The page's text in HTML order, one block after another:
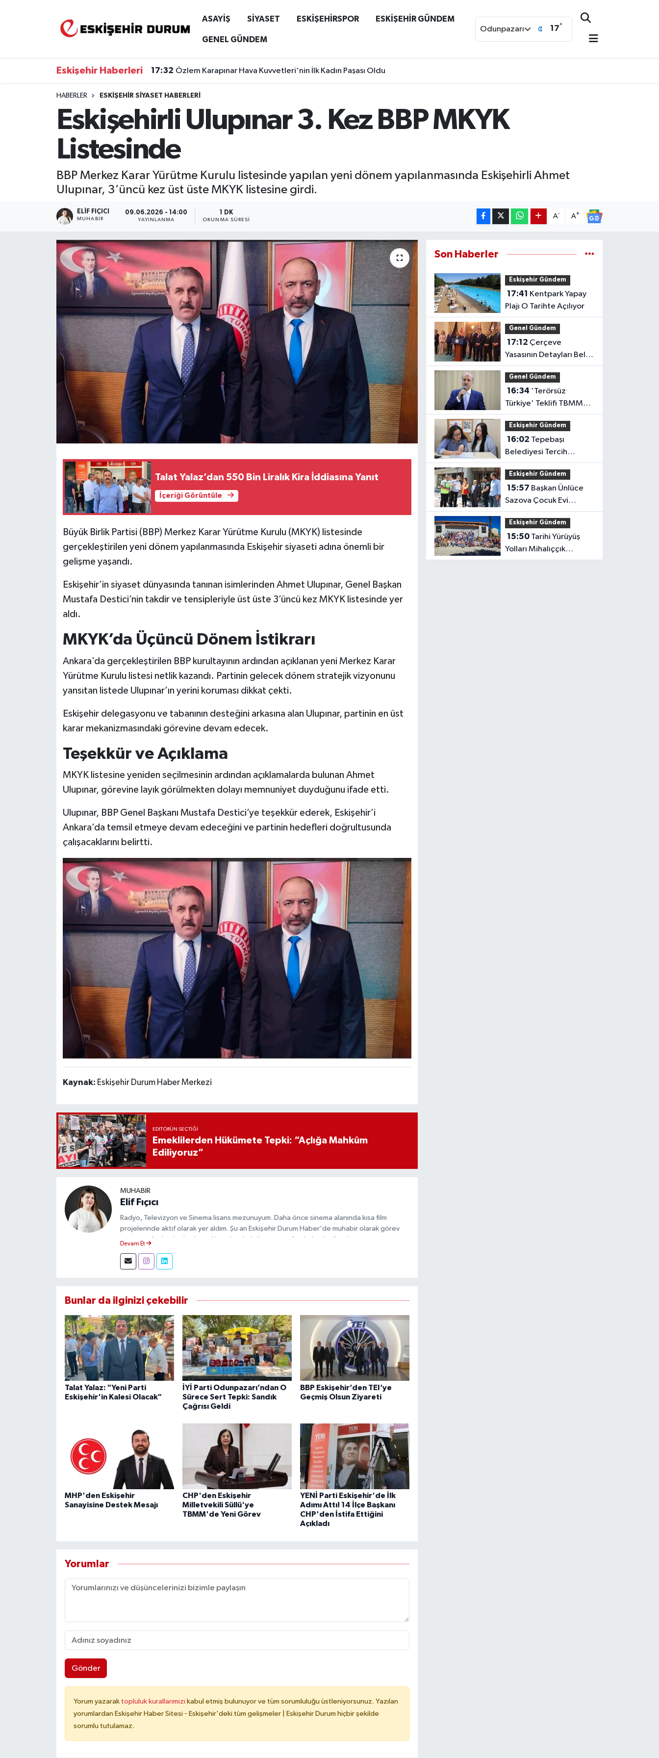
ASAYİŞ SİYASET ESKİŞEHİRSPOR ESKİŞEHİR GÜNDEM
GENEL GÜNDEM
Odunpazarı 17°
Eskişehir Haberleri 17:32 Özlem Karapınar Hava Kuvvetleri'nin İlk Kadın Paşası Oldu
HABERLER ESKIŞEHIR SIYASET HABERLERI
Eskişehirli Ulupınar 3. Kez BBP MKYK
Listesinde
BBP Merkez Karar Yürütme Kurulu listesinde yapılan yeni dönem yapılanmasında Eskişehirli Ahmet
Ulupınar, 3’üncü kez üst üste MKYK listesine girdi.
ELIF FIÇICI
MUHABIR
09.06.2026 - 14:00
YAYINLANMA
1 DK
OKUNMA SÜRESI
A- A+
Talat Yalaz’dan 550 Bin Liralık Kira İddiasına Yanıt
İçeriği Görüntüle
Büyük Birlik Partisi (BBP) Merkez Karar Yürütme Kurulu (MKYK) listesinde
gerçekleştirilen yeni dönem yapılanmasında Eskişehir siyaseti adına önemli bir
gelişme yaşandı.
Eskişehir’in siyaset dünyasında tanınan isimlerinden Ahmet Ulupınar, Genel Başkan
Mustafa Destici’nin takdir ve tensipleriyle üst üste 3’üncü kez MKYK listesinde yer
aldı.
MKYK’da Üçüncü Dönem İstikrarı
Ankara’da gerçekleştirilen BBP kurultayının ardından açıklanan yeni Merkez Karar
Yürütme Kurulu listesi netlik kazandı. Partinin gelecek dönem stratejik vizyonunu
yansıtan listede Ulupınar’ın yerini koruması dikkat çekti.
Eskişehir delegasyonu ve tabanının desteğini arkasına alan Ulupınar, partinin en üst
karar mekanizmasındaki görevine devam edecek.
Teşekkür ve Açıklama
MKYK listesine yeniden seçilmesinin ardından açıklamalarda bulunan Ahmet
Ulupınar, görevine layık görülmekten dolayı memnuniyet duyduğunu ifade etti.
Ulupınar, BBP Genel Başkanı Mustafa Destici’ye teşekkür ederek, Eskişehir’i
Ankara’da temsil etmeye devam edeceğini ve partinin hedefleri doğrultusunda
çalışacaklarını belirtti.
Kaynak: Eskişehir Durum Haber Merkezi
EDITÖRÜN SEÇTIĞI
Emeklilerden Hükümete Tepki: “Açlığa Mahkûm
Ediliyoruz”
MUHABIR
Elif Fıçıcı
Radyo, Televizyon ve Sinema lisans mezunuyum. Daha önce sinema alanında kısa film
projelerinde aktif olarak yer aldım. Şu an Eskişehir Durum Haber'de muhabir olarak görev
yapıyor, gündemi sahadan takip ederek doğru ve tarafsız haberler üretiyorum.
Devam Et
Bunlar da ilginizi çekebilir
Talat Yalaz: "Yeni Parti
Eskişehir'in Kalesi Olacak"
İYİ Parti Odunpazarı’ndan O
Sürece Sert Tepki: Sandık
Çağrısı Geldi
BBP Eskişehir’den TEI’ye
Geçmiş Olsun Ziyareti
MHP'den Eskişehir
Sanayisine Destek Mesajı
CHP'den Eskişehir
Milletvekili Süllü'ye
TBMM'de Yeni Görev
YENİ Parti Eskişehir'de İlk
Adımı Attı! 14 İlçe Başkanı
CHP'den İstifa Ettiğini
Açıkladı
Yorumlar
Gönder
Yorum yazarak topluluk kurallarımızı kabul etmiş bulunuyor ve tüm sorumluluğu üstleniyorsunuz. Yazılan
yorumlardan Eskişehir Haber Sitesi - Eskişehir'deki tüm gelişmeler | Eskişehir Durum hiçbir şekilde
sorumlu tutulamaz.
Son Haberler
Eskişehir Gündem
17:41
Plajı O Tarihte Açılıyor
Genel Gündem
17:12
Yasasının Detayları Belli
Oldu
Genel Gündem
16:34
Türkiye' Teklifi TBMM
Başkanlığına Sunuldu
Eskişehir Gündem
16:02
Belediyesi Tercih
Desteğiyle Gençlerin
Yanında
Eskişehir Gündem
15:57
Sazova Çocuk Evi
İnşaatını İnceledi
Eskişehir Gündem
15:50Tarihi Yürüyüş
Yolları Mihalıççık
Rotasıyla Devam Etti
Eskişehir Nöbetçi Eczaneler
Eskişehir Trafik Yoğunluk Haritası
Süper Lig Puan Durumu ve Fikstür
Son Dakika Haberleri
Haber Arşivi